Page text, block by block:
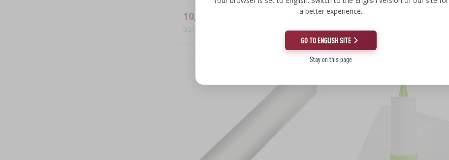
10,72 €
0,21 EUR/unid.
4,01 €
0,67 EUR/m
a better experience.
GO TO ENGLISH SITE
Stay on this page